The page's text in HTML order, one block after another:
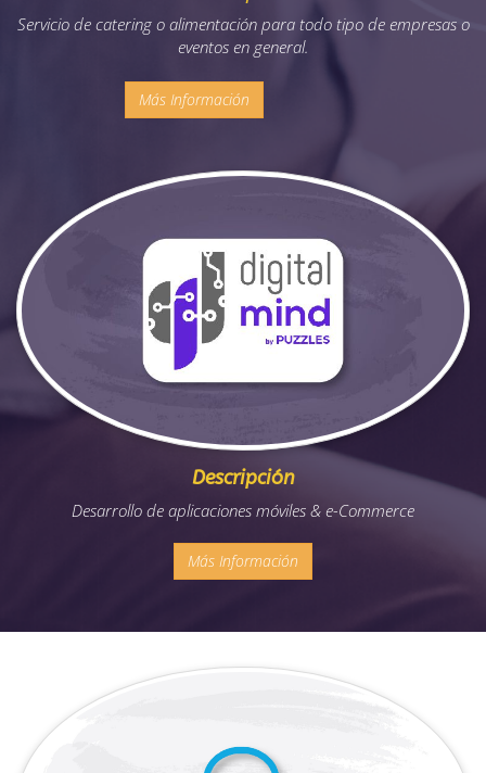
Servicio de catering o alimentación para todo tipo de empresas o
eventos en general.
Más Información
Descripción
Desarrollo de aplicaciones móviles & e-Commerce
Más Información